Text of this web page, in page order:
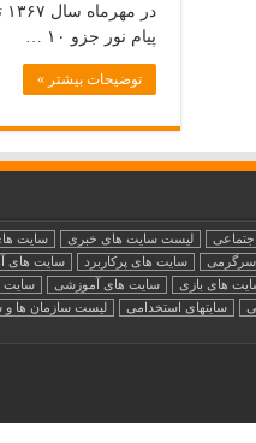
پیام نور جزو ۱۰ …
توضیحات بیشتر »
لیست سایت های خبری سایت
سرگرمی سایت های پرکاربرد سایت های
های بازی سایت های آموزشی سایت
سایتهای استخدامی لیست سازمان ها